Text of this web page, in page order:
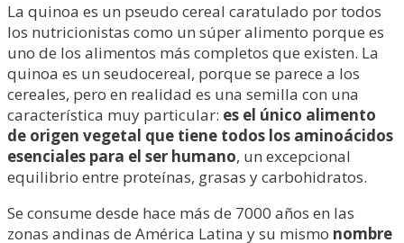
La quinoa es un pseudo cereal caratulado por todos
los nutricionistas como un súper alimento porque es
uno de los alimentos más completos que existen. La
quinoa es un seudocereal, porque se parece a los
cereales, pero en realidad es una semilla con una
característica muy particular: es el único alimento
de origen vegetal que tiene todos los aminoácidos
esenciales para el ser humano, un excepcional
equilibrio entre proteínas, grasas y carbohidratos.
Se consume desde hace más de 7000 años en las
zonas andinas de América Latina y su mismo nombre